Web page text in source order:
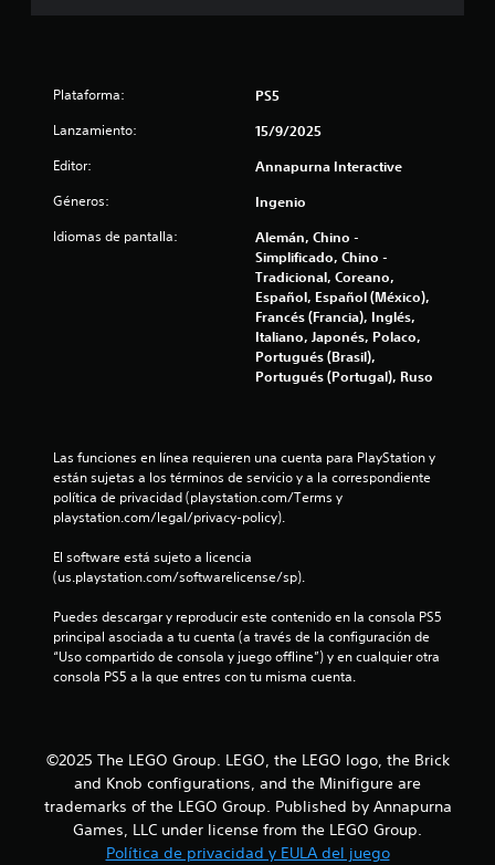
i
c
a
c
o
n
Plataforma: PS5
Lanzamiento: 15/9/2025
Editor: Annapurna Interactive
Géneros: Ingenio
Idiomas de pantalla:
Alemán, Chino -
Simplificado, Chino -
Tradicional, Coreano,
Español, Español (México),
Francés (Francia), Inglés,
Italiano, Japonés, Polaco,
Portugués (Brasil),
Portugués (Portugal), Ruso
Las funciones en línea requieren una cuenta para PlayStation y
están sujetas a los términos de servicio y a la correspondiente
política de privacidad (playstation.com/Terms y
playstation.com/legal/privacy-policy).
El software está sujeto a licencia
(us.playstation.com/softwarelicense/sp).
Puedes descargar y reproducir este contenido en la consola PS5
principal asociada a tu cuenta (a través de la configuración de
“Uso compartido de consola y juego offline”) y en cualquier otra
consola PS5 a la que entres con tu misma cuenta.
©2025 The LEGO Group. LEGO, the LEGO logo, the Brick
and Knob configurations, and the Minifigure are
trademarks of the LEGO Group. Published by Annapurna
Games, LLC under license from the LEGO Group.
Política de privacidad y EULA del juego